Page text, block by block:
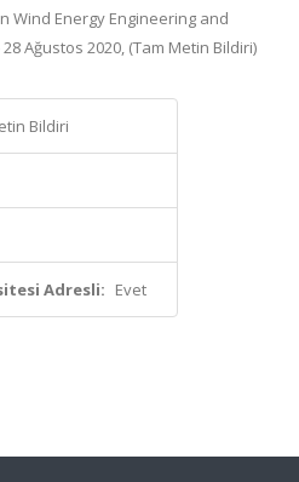
Wind Energy Engineering and
Ağustos 2020, (Tam Metin Bildiri)
Bildiri
Adresli: Evet